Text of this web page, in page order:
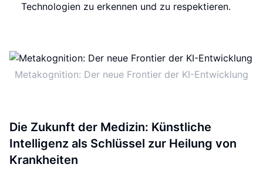
Technologien zu erkennen und zu respektieren.
Metakognition: Der neue Frontier der KI-Entwicklung
Die Zukunft der Medizin: Künstliche
Intelligenz als Schlüssel zur Heilung von
Krankheiten